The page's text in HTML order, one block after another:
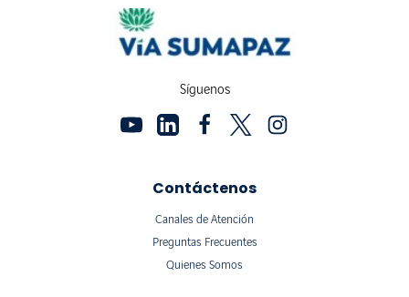
Síguenos
Contáctenos
Canales de Atención
Preguntas Frecuentes
Quienes Somos